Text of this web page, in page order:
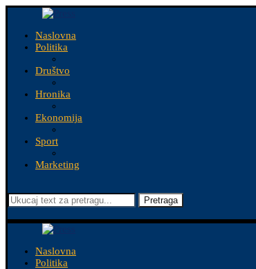
Naslovna
Politika
Društvo
Hronika
Ekonomija
Sport
Marketing
Pretraga
Naslovna
Politika